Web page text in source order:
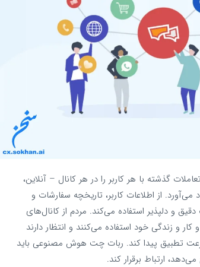
گذشته با هر کاربر را در هر کانال – آنلاین،
از اطلاعات کاربر، تاریخچه سفارشات و
و دلپذیر استفاده می‌کند. مردم از کانال‌های
و زندگی خود استفاده می‌کنند و انتظار دارند
تطبیق پیدا کند. ربات چت هوش مصنوعی باید
ارتباط برقرار کند.